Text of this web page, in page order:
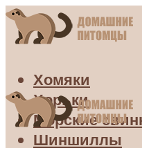
Хомяки
Хорьки
Морские
Шиншиллы